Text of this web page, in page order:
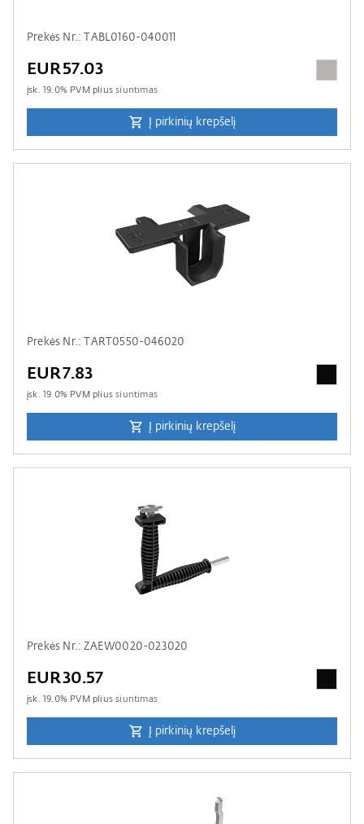
Prekės Nr.: TABL0160-040011
EUR57.03
įsk. 19.0% PVM pliussiuntimas
Į pirkinių krepšelį
Prekės Nr.: TART0550-046020
EUR7.83
įsk. 19.0% PVM pliussiuntimas
Į pirkinių krepšelį
Prekės Nr.: ZAEW0020-023020
EUR30.57
įsk. 19.0% PVM pliussiuntimas
Į pirkinių krepšelį